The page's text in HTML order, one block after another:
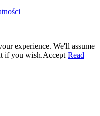
experience. We'll assume
if you wish.Accept Read